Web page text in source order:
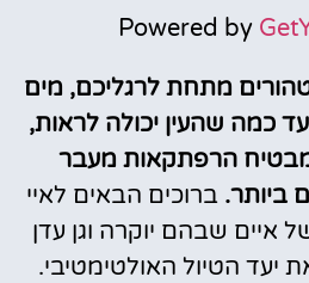
Powered by
מתחת לרגליכם, מים
כמה שהעין יכולה לראות,
הרפתקאות מעבר
ביותר. ברוכים הבאים לאיי
איים שבהם יוקרה וגן עדן
יעד הטיול האולטימטיבי.